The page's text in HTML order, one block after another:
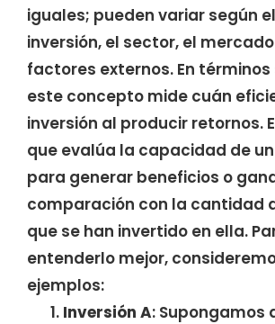
iguales; pueden variar según
inversión, el sector, el
factores externos. En términos
este concepto mide cuán
inversión al producir retornos.
que evalúa la capacidad de
para generar beneficios o
comparación con la cantidad
que se han invertido en ella.
entenderlo mejor,
ejemplos:
Inversión A: Supongamos